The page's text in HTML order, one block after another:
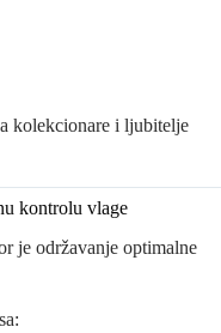
kolekcionare i ljubitelje
kontrolu vlage
je održavanje optimalne